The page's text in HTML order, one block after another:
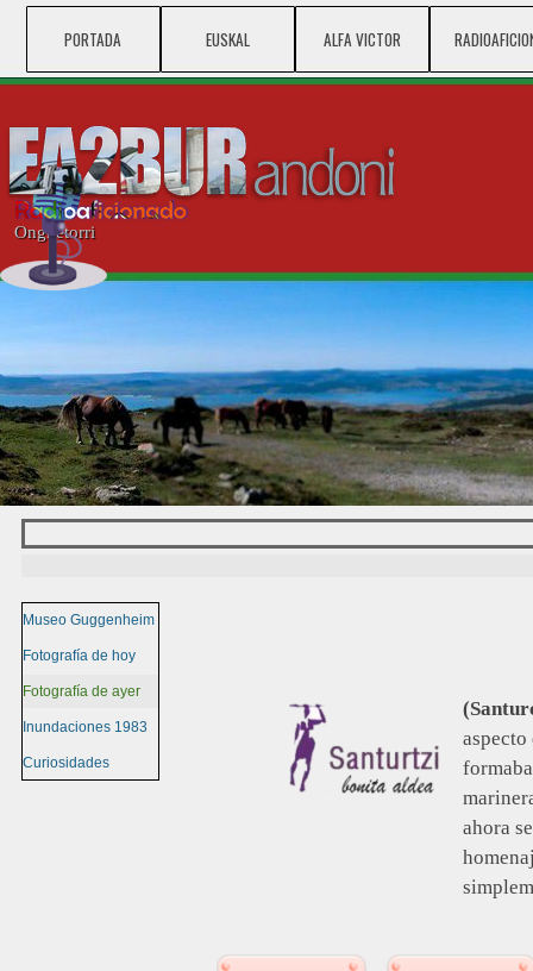
Vaya al Contenido
PORTADA EUSKAL ▼
ALFA VICTOR ▼
Ongi etorri
Museo Guggenheim
Fotografía de hoy
Fotografía de ayer
Inundaciones 1983
Curiosidades
ahora